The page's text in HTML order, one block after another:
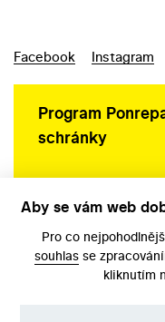
Facebook Instagram
Program
schránky
Aby se vám web
Pro co
souhlas se
kliknutím